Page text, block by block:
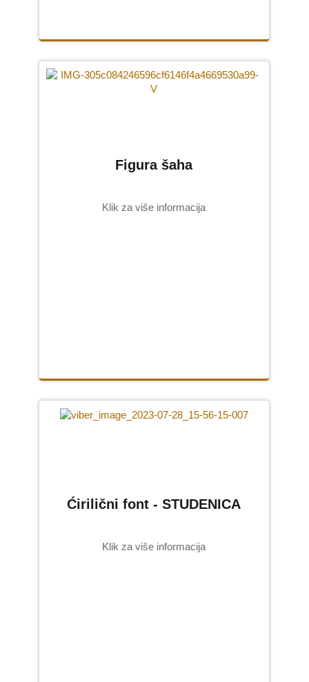
Figura šaha
Klik za više informacija
Ćirilični font - STUDENICA
Klik za više informacija